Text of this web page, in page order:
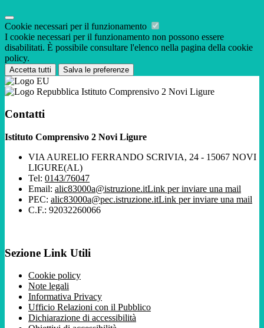
Cookie necessari per il funzionamento
I cookie necessari per il funzionamento non possono essere
disabilitati. È possibile consultare l'elenco nella pagina della cookie
policy.
Accetta tutti Salva le preferenze
Istituto Comprensivo 2 Novi Ligure
Contatti
Istituto Comprensivo 2 Novi Ligure
VIA AURELIO FERRANDO SCRIVIA, 24 - 15067 NOVI
LIGURE(AL)
Tel: 0143/76047
Email: alic83000a@istruzione.itLink per inviare una mail
PEC: alic83000a@pec.istruzione.itLink per inviare una mail
C.F.: 92032260066
Sezione Link Utili
Cookie policy
Note legali
Informativa Privacy
Ufficio Relazioni con il Pubblico
Dichiarazione di accessibilità